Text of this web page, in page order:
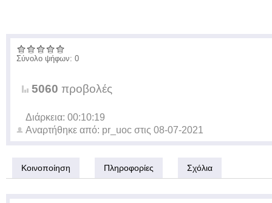
Σύνολο ψήφων: 0
5060 προβολές
Διάρκεια: 00:10:19
Αναρτήθηκε από: pr_uoc στις 08-07-2021
Κοινοποίηση Πληροφορίες Σχόλια